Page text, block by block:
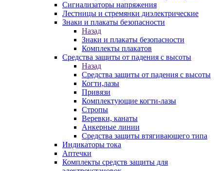
Сигнализаторы напряжения
Лестницы и стремянки диэлектрические
Знаки и плакаты безопасности
Назад
Знаки и плакаты безопасности
Комплекты плакатов
Средства защиты от падения с высоты
Назад
Средства защиты от падения с высоты
Когти,лазы
Привязи
Комплектующие когти-лазы
Стропы
Веревки, канаты
Анкерные линии
Средства защиты втягивающего типа
Индикаторы тока
Аптечки
Комплекты средств защиты для